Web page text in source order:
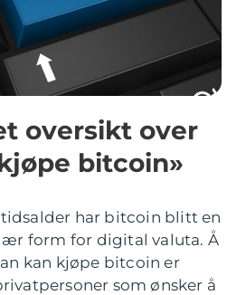
oversikt over
bitcoin»
har bitcoin blitt en
form for digital valuta. Å
kan kjøpe bitcoin er
som ønsker å